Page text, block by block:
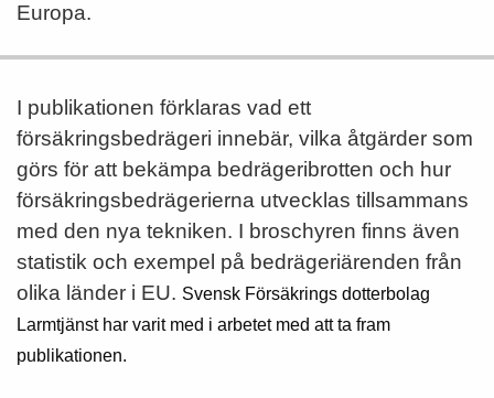
Europa.
I publikationen förklaras vad ett
försäkringsbedrägeri innebär, vilka åtgärder som
görs för att bekämpa bedrägeribrotten och hur
försäkringsbedrägerierna utvecklas tillsammans
med den nya tekniken. I broschyren finns även
statistik och exempel på bedrägeriärenden från
olika länder i EU. Svensk Försäkrings dotterbolag
Larmtjänst har varit med i arbetet med att ta fram
publikationen.